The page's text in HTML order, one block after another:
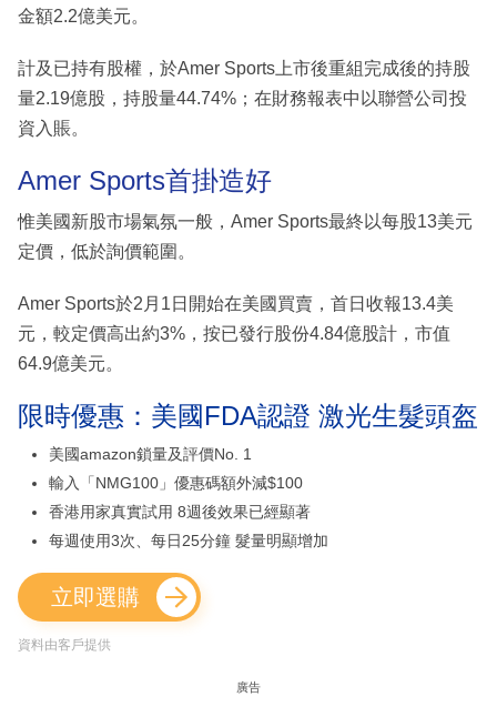
金額2.2億美元。
計及已持有股權，於Amer Sports上市後重組完成後的持股
量2.19億股，持股量44.74%；在財務報表中以聯營公司投
資入賬。
Amer Sports首掛造好
惟美國新股市場氣氛一般，Amer Sports最終以每股13美元
定價，低於詢價範圍。
Amer Sports於2月1日開始在美國買賣，首日收報13.4美
元，較定價高出約3%，按已發行股份4.84億股計，市值
64.9億美元。
限時優惠：美國FDA認證 激光生髮頭盔
美國amazon鎖量及評價No. 1
輸入「NMG100」優惠碼額外減$100
香港用家真實試用 8週後效果已經顯著
每週使用3次、每日25分鐘 髮量明顯增加
立即選購
資料由客戶提供
廣告